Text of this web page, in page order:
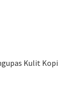
Kulit Kopi